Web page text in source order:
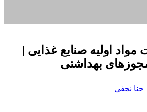
مواد اولیه صنایع غذایی |
مجوزهای بهداشتی
حنا نجفی